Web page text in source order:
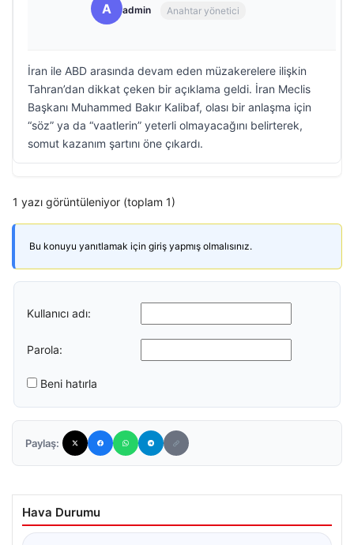
A admin Anahtar yönetici
İran ile ABD arasında devam eden müzakerelere ilişkin
Tahran’dan dikkat çeken bir açıklama geldi. İran Meclis
Başkanı Muhammed Bakır Kalibaf, olası bir anlaşma için
“söz” ya da “vaatlerin” yeterli olmayacağını belirterek,
somut kazanım şartını öne çıkardı.
1 yazı görüntüleniyor (toplam 1)
Bu konuyu yanıtlamak için giriş yapmış olmalısınız.
Kullanıcı adı:
Parola:
Beni hatırla
Paylaş:
Hava Durumu